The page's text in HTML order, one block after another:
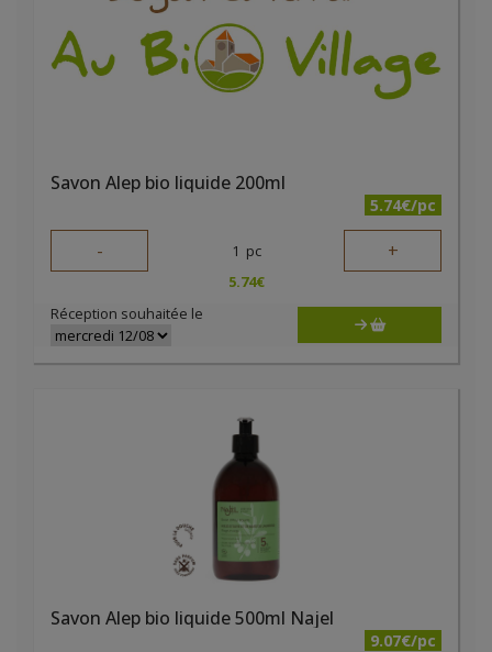
Savon Alep bio liquide 200ml
5.74€/pc
- 1 pc +
5.74€
Réception souhaitée le
Savon Alep bio liquide 500ml Najel
9.07€/pc